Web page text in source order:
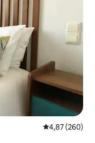
Gemiddelde
4,87 (260)